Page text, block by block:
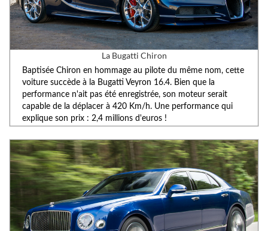
La Bugatti Chiron
Baptisée Chiron en hommage au pilote du même nom, cette
voiture succède à la Bugatti Veyron 16.4. Bien que la
performance n'ait pas été enregistrée, son moteur serait
capable de la déplacer à 420 Km/h. Une performance qui
explique son prix : 2,4 millions d'euros !